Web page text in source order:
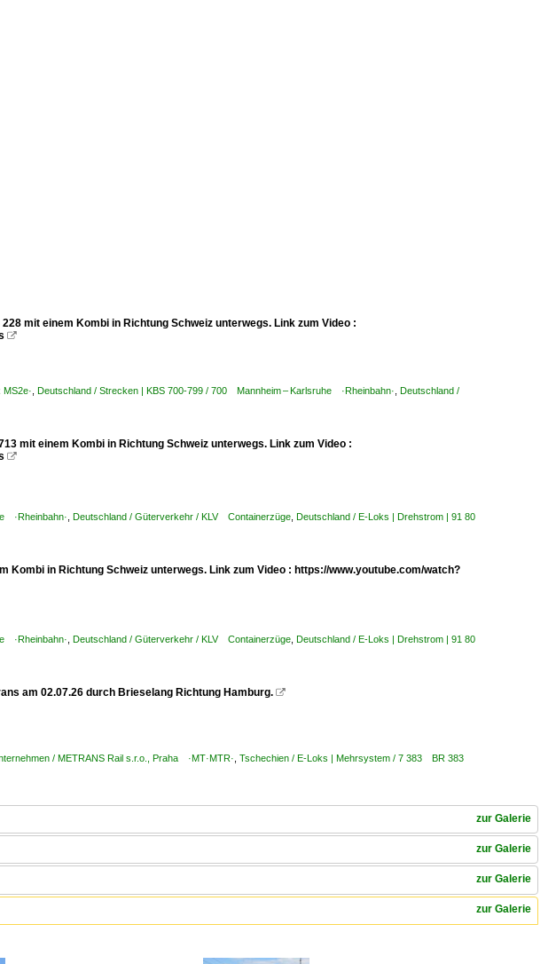
mit einem Kombi in Richtung Schweiz unterwegs. Link zum Video :

Deutschland / Strecken | KBS 700-799 / 700 Mannheim – Karlsruhe ·Rheinbahn· Deutschland /
mit einem Kombi in Richtung Schweiz unterwegs. Link zum Video :

·Rheinbahn· Deutschland / Güterverkehr / KLV Containerzüge Deutschland / E-Loks | Drehstrom | 91 80
Kombi in Richtung Schweiz unterwegs. Link zum Video : https://www.youtube.com/watch?
·Rheinbahn· Deutschland / Güterverkehr / KLV Containerzüge Deutschland / E-Loks | Drehstrom | 91 80
am 02.07.26 durch Brieselang Richtung Hamburg. 
/ METRANS Rail s.r.o., Praha ·MT·MTR· Tschechien / E-Loks | Mehrsystem / 7 383 BR 383
zur Galerie
zur Galerie
zur Galerie
zur Galerie